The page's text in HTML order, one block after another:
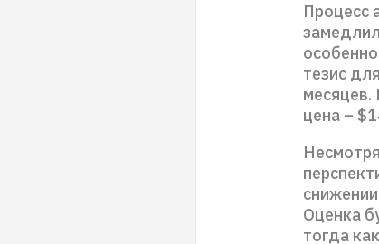
Процесс
тезис
цена –
Оценка
тогда